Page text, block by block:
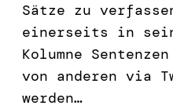
Sätze zu
einerseits in
Kolumne
von anderen via
werden…